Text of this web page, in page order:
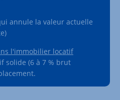
annule la valeur actuelle
l'immobilier locatif
solide (6 à 7 % brut